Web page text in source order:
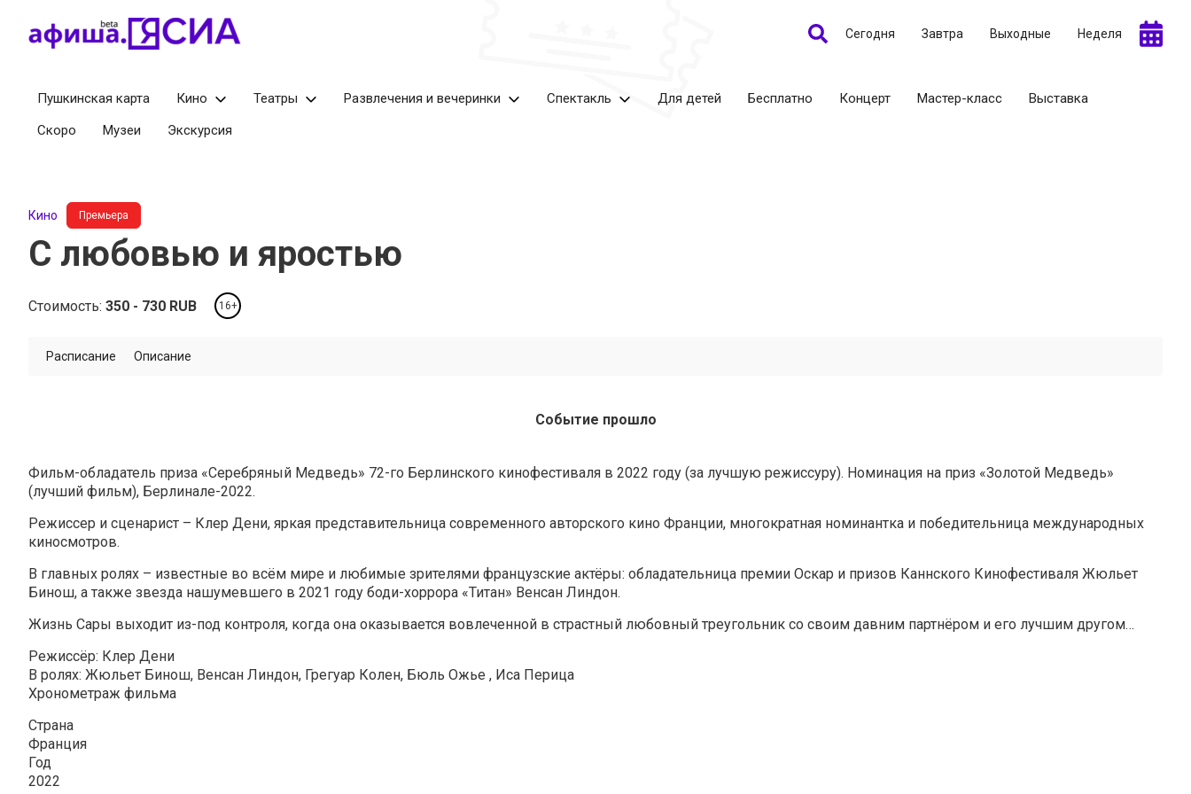
Сегодня Завтра Выходные Неделя
Пушкинская карта Кино Театры Развлечения и вечеринки Спектакль Для детей Бесплатно Концерт Мастер-класс
Выставка
Скоро
Музеи Экскурсия
Кино Премьера
С любовью и яростью
Стоимость: 350 730 RUB 16+
Расписание Описание
Событие прошло
Фильм-обладатель приза «Серебряный Медведь» 72-го Берлинского кинофестиваля в 2022 году (за лучшую режиссуру). Номинация на приз «Золотой Медведь»
(лучший фильм), Берлинале-2022.
Режиссер и сценарист – Клер Дени, яркая представительница современного авторского кино Франции, многократная номинантка и победительница международных
киносмотров.
В главных ролях – известные во всём мире и любимые зрителями французские актёры: обладательница премии Оскар и призов Каннского Кинофестиваля Жюльет
Бинош, а также звезда нашумевшего в 2021 году боди-хоррора «Титан» Венсан Линдон.
Жизнь Сары выходит из-под контроля, когда она оказывается вовлеченной в страстный любовный треугольник со своим давним партнёром и его лучшим другом…
Режиссёр: Клер Дени
В ролях: Жюльет Бинош, Венсан Линдон, Грегуар Колен, Бюль Ожье , Иса Перица
Хронометраж фильма
Страна
Франция
Год
2022